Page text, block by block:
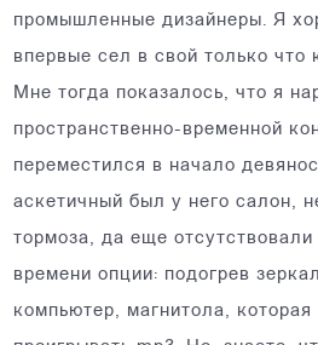
промышленные дизайнеры. Я
впервые сел в свой только что
Мне тогда показалось, что я
пространственно-временной
переместился в начало
аскетичный был у него салон,
тормоза, да еще
времени опции: подогрев
компьютер, магнитола,